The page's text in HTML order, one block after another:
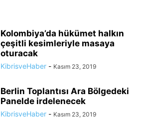
Kolombiya’da hükümet halkın
çeşitli kesimleriyle masaya
oturacak
KibrisveHaber - Kasım 23, 2019
Berlin Toplantısı Ara Bölgedeki
Panelde irdelenecek
KibrisveHaber - Kasım 23, 2019